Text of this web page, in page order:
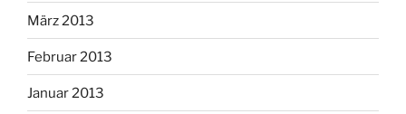
März 2013
Februar 2013
Januar 2013